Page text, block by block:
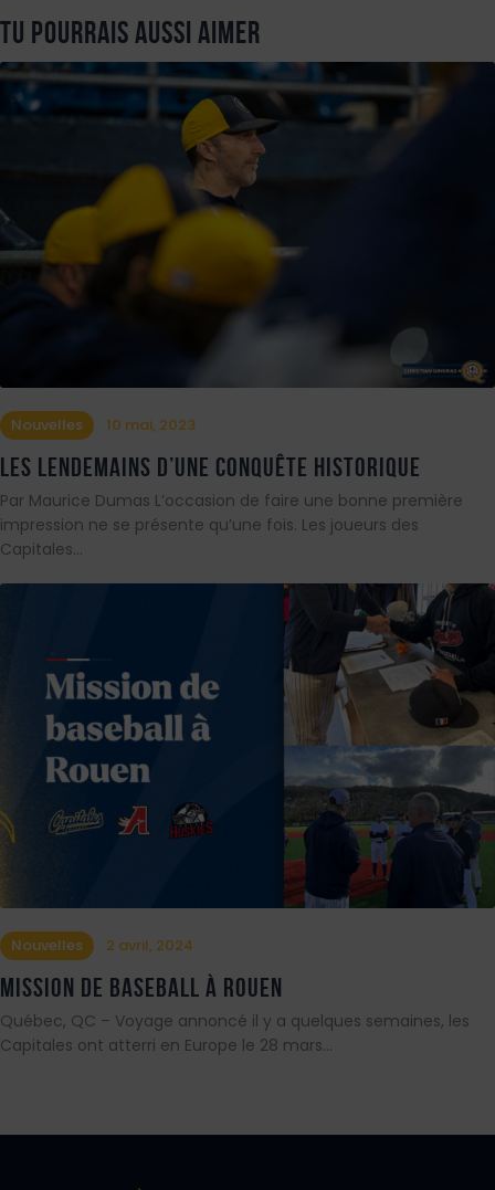
Tu pourrais aussi aimer
Nouvelles 10 mai, 2023
Les lendemains d’une conquête historique
Par Maurice Dumas L’occasion de faire une bonne première
impression ne se présente qu’une fois. Les joueurs des
Capitales…
Nouvelles 2 avril, 2024
Mission de baseball à Rouen
Québec, QC – Voyage annoncé il y a quelques semaines, les
Capitales ont atterri en Europe le 28 mars…